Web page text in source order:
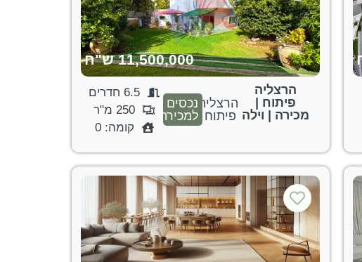
11,500,000 ש"ח
הרצליה
פיתוח |
מכירה | וילה
הרצליה
פיתוח
נכסים
למכירה
6.5 חדרים
250 מ"ר
קומה: 0